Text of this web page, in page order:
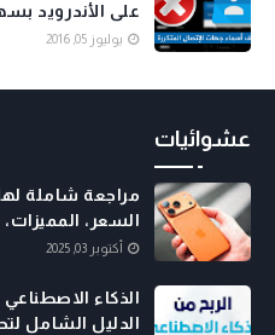
على الأندرويد
يوليوز 05, 2016
عشوائيات
السعر، المميزات،
أكتوبر 03, 2025
الدليل الشامل